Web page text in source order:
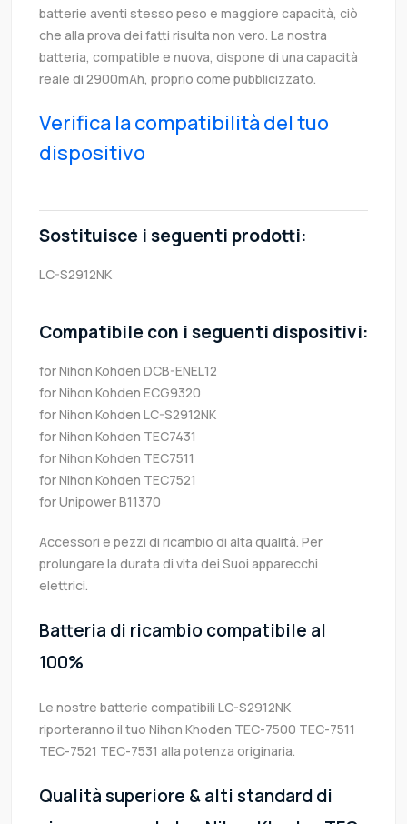
batterie aventi stesso peso e maggiore capacità, ciò
che alla prova dei fatti risulta non vero. La nostra
batteria, compatible e nuova, dispone di una capacità
reale di 2900mAh, proprio come pubblicizzato.
Verifica la compatibilità del tuo
dispositivo
Sostituisce i seguenti prodotti:
LC-S2912NK
Compatibile con i seguenti dispositivi:
for Nihon Kohden DCB-ENEL12
for Nihon Kohden ECG9320
for Nihon Kohden LC-S2912NK
for Nihon Kohden TEC7431
for Nihon Kohden TEC7511
for Nihon Kohden TEC7521
for Unipower B11370
Accessori e pezzi di ricambio di alta qualità. Per
prolungare la durata di vita dei Suoi apparecchi
elettrici.
Batteria di ricambio compatibile al
100%
Le nostre batterie compatibili LC-S2912NK
riporteranno il tuo Nihon Khoden TEC-7500 TEC-7511
TEC-7521 TEC-7531 alla potenza originaria.
Qualità superiore & alti standard di